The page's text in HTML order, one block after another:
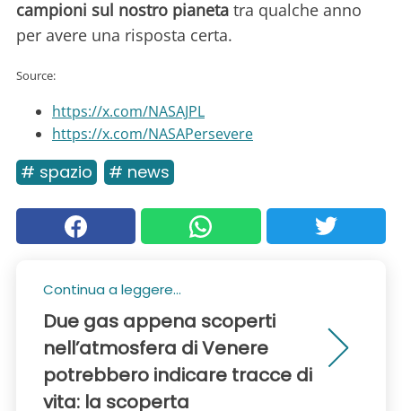
campioni sul nostro pianeta tra qualche anno
per avere una risposta certa.
Source:
https://x.com/NASAJPL
https://x.com/NASAPersevere
# spazio # news
Continua a leggere...
Due gas appena scoperti
nell’atmosfera di Venere
potrebbero indicare tracce di
vita: la scoperta